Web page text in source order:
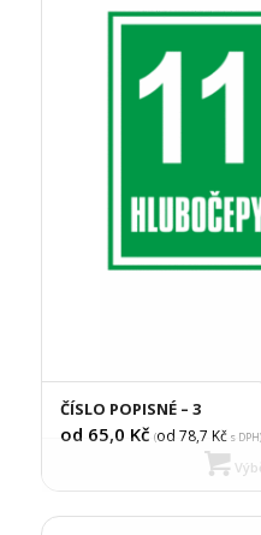
ČÍSLO POPISNÉ – 3
od 65,0 Kč (od 78,7 Kčs DPH)